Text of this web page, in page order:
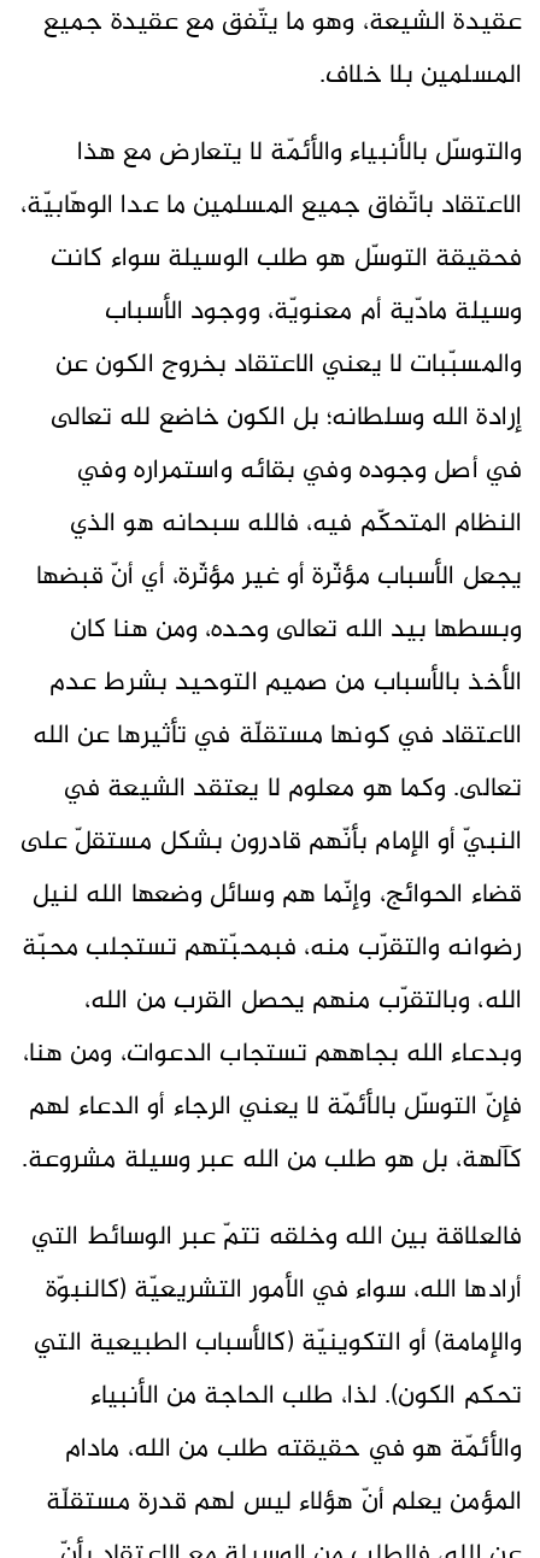
عقيدة الشيعة، وهو ما يتّفق مع عقيدة جميع
المسلمين بلا خلاف.
والتوسّل بالأنبياء والأئمّة لا يتعارض مع هذا
الاعتقاد باتّفاق جميع المسلمين ما عدا الوهّابيّة،
فحقيقة التوسّل هو طلب الوسيلة سواء كانت
وسيلة مادّية أم معنويّة، ووجود الأسباب
والمسبّبات لا يعني الاعتقاد بخروج الكون عن
إرادة الله وسلطانه؛ بل الكون خاضع لله تعالى
في أصل وجوده وفي بقائه واستمراره وفي
النظام المتحكّم فيه، فالله سبحانه هو الذي
يجعل الأسباب مؤثّرة أو غير مؤثّرة، أي أنّ قبضها
وبسطها بيد الله تعالى وحده، ومن هنا كان
الأخذ بالأسباب من صميم التوحيد بشرط عدم
الاعتقاد في كونها مستقلّة في تأثيرها عن الله
تعالى. وكما هو معلوم لا يعتقد الشيعة في
النبيّ أو الإمام بأنّهم قادرون بشكل مستقلّ على
قضاء الحوائج، وإنّما هم وسائل وضعها الله لنيل
رضوانه والتقرّب منه، فبمحبّتهم تستجلب محبّة
الله، وبالتقرّب منهم يحصل القرب من الله،
وبدعاء الله بجاههم تستجاب الدعوات، ومن هنا،
فإنّ التوسّل بالأئمّة لا يعني الرجاء أو الدعاء لهم
كآلهة، بل هو طلب من الله عبر وسيلة مشروعة.
فالعلاقة بين الله وخلقه تتمّ عبر الوسائط التي
أرادها الله، سواء في الأمور التشريعيّة (كالنبوّة
والإمامة) أو التكوينيّة (كالأسباب الطبيعية التي
تحكم الكون). لذا، طلب الحاجة من الأنبياء
والأئمّة هو في حقيقته طلب من الله، مادام
المؤمن يعلم أنّ هؤلاء ليس لهم قدرة مستقلّة